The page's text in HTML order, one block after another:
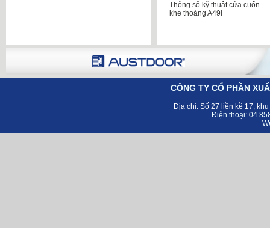
Thông số kỹ thuật cửa cuốn
khe thoáng A49i
CÔNG TY CỔ PHẦN
Địa chỉ: Số 27 liền kề 17,
Điện thoại: